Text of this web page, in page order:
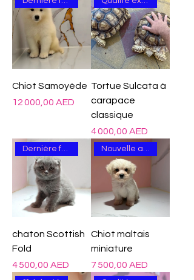
Chiot Samoyède
Prix
12 000,00 AED
Tortue Sulcata à
carapace
classique
Prix
4 000,00 AED
chaton Scottish
Fold
Prix
4 500,00 AED
Chiot maltais
miniature
Prix
7 500,00 AED